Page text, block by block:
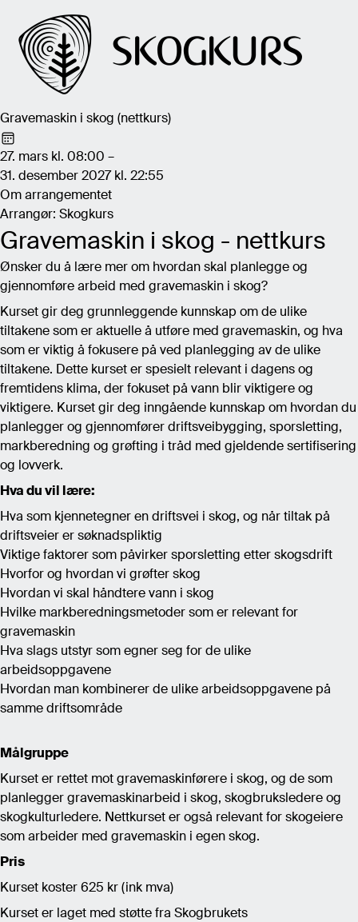
Gravemaskin i skog (nettkurs)
27. mars kl. 08:00 –
31. desember 2027 kl. 22:55
Om arrangementet
Arrangør: Skogkurs
Gravemaskin i skog - nettkurs
Ønsker du å lære mer om hvordan skal planlegge og
gjennomføre arbeid med gravemaskin i skog?
Kurset gir deg grunnleggende kunnskap om de ulike
tiltakene som er aktuelle å utføre med gravemaskin, og hva
som er viktig å fokusere på ved planlegging av de ulike
tiltakene. Dette kurset er spesielt relevant i dagens og
fremtidens klima, der fokuset på vann blir viktigere og
viktigere. Kurset gir deg inngående kunnskap om hvordan du
planlegger og gjennomfører driftsveibygging, sporsletting,
markberedning og grøfting i tråd med gjeldende sertifisering
og lovverk.
Hva du vil lære:
Hva som kjennetegner en driftsvei i skog, og når tiltak på
driftsveier er søknadspliktig
Viktige faktorer som påvirker sporsletting etter skogsdrift
Hvorfor og hvordan vi grøfter skog
Hvordan vi skal håndtere vann i skog
Hvilke markberedningsmetoder som er relevant for
gravemaskin
Hva slags utstyr som egner seg for de ulike
arbeidsoppgavene
Hvordan man kombinerer de ulike arbeidsoppgavene på
samme driftsområde
Målgruppe
Kurset er rettet mot gravemaskinførere i skog, og de som
planlegger gravemaskinarbeid i skog, skogbruksledere og
skogkulturledere. Nettkurset er også relevant for skogeiere
som arbeider med gravemaskin i egen skog.
Pris
Kurset koster 625 kr (ink mva)
Kurset er laget med støtte fra Skogbrukets